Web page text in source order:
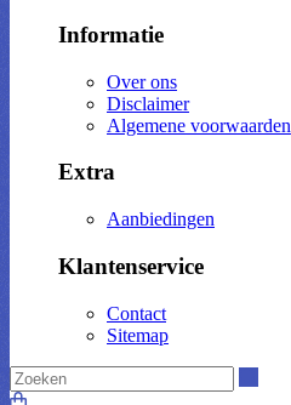
Informatie
Over ons
Disclaimer
Algemene voorwaarden
Extra
Aanbiedingen
Klantenservice
Contact
Sitemap